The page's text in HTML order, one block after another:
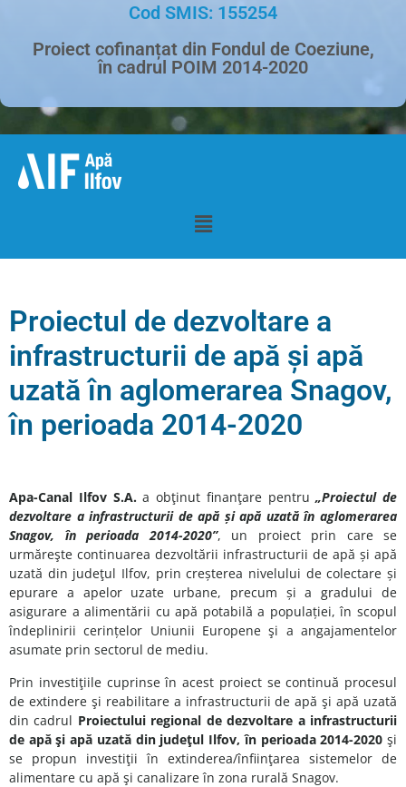
Cod SMIS: 155254
Proiect cofinanțat din Fondul de Coeziune,
în cadrul POIM 2014-2020
Proiectul de dezvoltare a
infrastructurii de apă și apă
uzată în aglomerarea Snagov,
în perioada 2014-2020
Apa-Canal IlfovS.A.a obţinut finanţare pentru„Proiectul de
dezvoltare a infrastructurii de apă și apă uzată în aglomerarea
Snagov, în perioada 2014-2020”, un proiect prin care se
urmăreşte continuarea dezvoltării infrastructurii de apă și apă
uzată din judeţul Ilfov, prin creșterea nivelului de colectare și
epurare a apelor uzate urbane, precum și a gradului de
asigurare a alimentării cu apă potabilă a populației, în scopul
îndeplinirii cerințelor Uniunii Europene şi a angajamentelor
asumate prin sectorul de mediu.
Prin investiţiile cuprinse în acest proiect se continuă procesul
de extindere şi reabilitare a infrastructurii de apă şi apă uzată
din cadrul Proiectului regional de dezvoltare a infrastructurii
de apă şi apă uzată din judeţul Ilfov, în perioada 2014-2020 şi
se propun investiţii în extinderea/înfiinţarea sistemelor de
alimentare cu apă şi canalizare în zona rurală Snagov.